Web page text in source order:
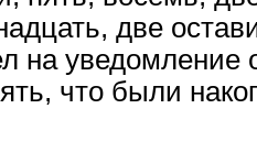
две
на уведомление
что были